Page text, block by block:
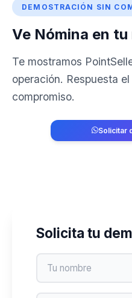
DEMOSTRACIÓN SIN
Ve Nómina en
Te mostramos
operación. Respuesta
compromiso.
Solicitar
Solicita tu
Nombre